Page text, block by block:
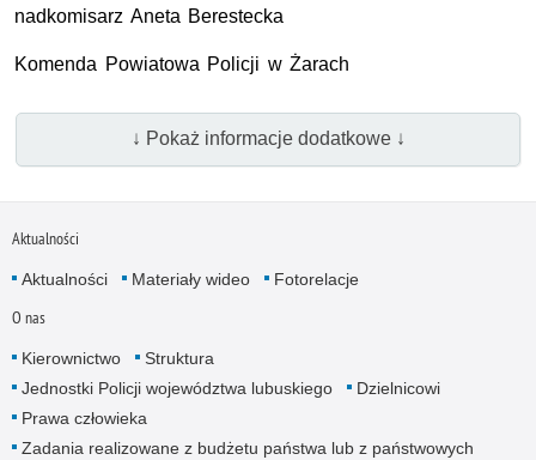
nadkomisarz Aneta Berestecka
Komenda Powiatowa Policji w Żarach
↓ Pokaż informacje dodatkowe ↓
Aktualności
Aktualności Materiały wideo Fotorelacje
O nas
Kierownictwo
Struktura
Jednostki Policji województwa lubuskiego
Dzielnicowi
Prawa człowieka
Zadania realizowane z budżetu państwa lub z państwowych